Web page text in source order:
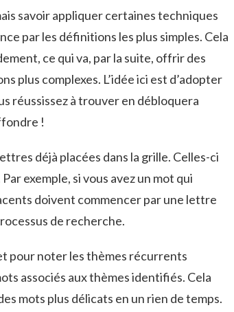
savoir appliquer certaines techniques
par les définitions les plus simples. Cela
ce qui va, par la suite, offrir des
plus complexes. L’idée ici est d’adopter
réussissez à trouver en débloquera
!
déjà placées dans la grille. Celles-ci
exemple, si vous avez un mot qui
doivent commencer par une lettre
de recherche.
pour noter les thèmes récurrents
associés aux thèmes identifiés. Cela
mots plus délicats en un rien de temps.